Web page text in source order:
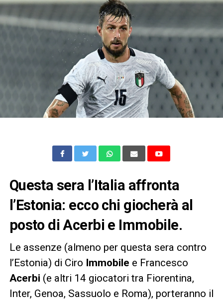
Questa sera l’Italia affronta
l’Estonia: ecco chi giocherà al
posto di Acerbi e Immobile.
Le assenze (almeno per questa sera contro
l’Estonia) di Ciro Immobile e Francesco
Acerbi (e altri 14 giocatori tra Fiorentina,
Inter, Genoa, Sassuolo e Roma), porteranno il